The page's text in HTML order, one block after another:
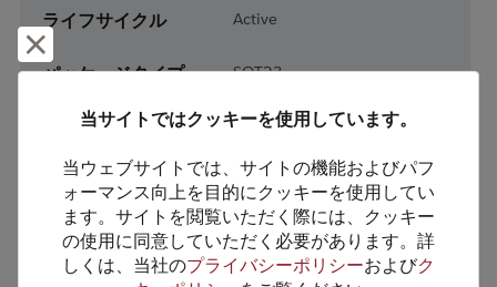
ライフサイクル Active
パッケージタイプ SOT23
パッケージピン数
鉛フリー Yes
梱包形態 Tape & Reel
梱包数 3000
当サイトではクッキーを使用しています。
当ウェブサイトでは、サイトの機能およびパフ
ォーマンス向上を目的にクッキーを使用してい
ます。サイトを閲覧いただく際には、クッキー
の使用に同意していただく必要があります。詳
しくは、当社のプライバシーポリシーおよびク